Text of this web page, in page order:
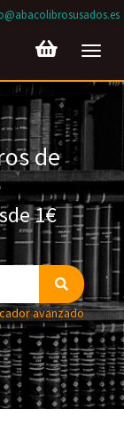
de
1€
avanzado